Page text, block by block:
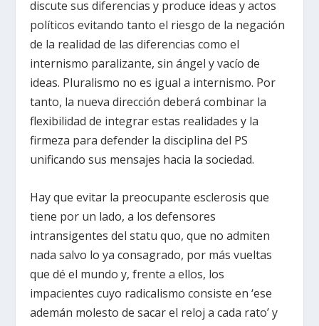
discute sus diferencias y produce ideas y actos
políticos evitando tanto el riesgo de la negación
de la realidad de las diferencias como el
internismo paralizante, sin ángel y vacío de
ideas. Pluralismo no es igual a internismo. Por
tanto, la nueva dirección deberá combinar la
flexibilidad de integrar estas realidades y la
firmeza para defender la disciplina del PS
unificando sus mensajes hacia la sociedad.
Hay que evitar la preocupante esclerosis que
tiene por un lado, a los defensores
intransigentes del statu quo, que no admiten
nada salvo lo ya consagrado, por más vueltas
que dé el mundo y, frente a ellos, los
impacientes cuyo radicalismo consiste en ‘ese
ademán molesto de sacar el reloj a cada rato’ y